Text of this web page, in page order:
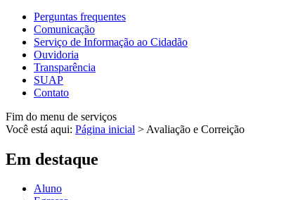
Perguntas frequentes
Comunicação
Serviço de Informação ao Cidadão
Ouvidoria
Transparência
SUAP
Contato
Fim do menu de serviços
Você está aqui: Página inicial > Avaliação e Correição
Em destaque
Aluno